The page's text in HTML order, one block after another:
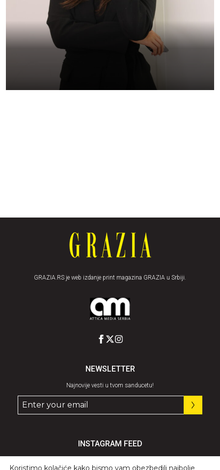
GRAZIA.RS je web izdanje print magazina GRAZIA u Srbiji.
NEWSLETTER
Najnovije vesti u tvom sanducetu!
INSTAGRAM FEED
Koristimo kolačiće kako bismo vam obezbedili najbolje